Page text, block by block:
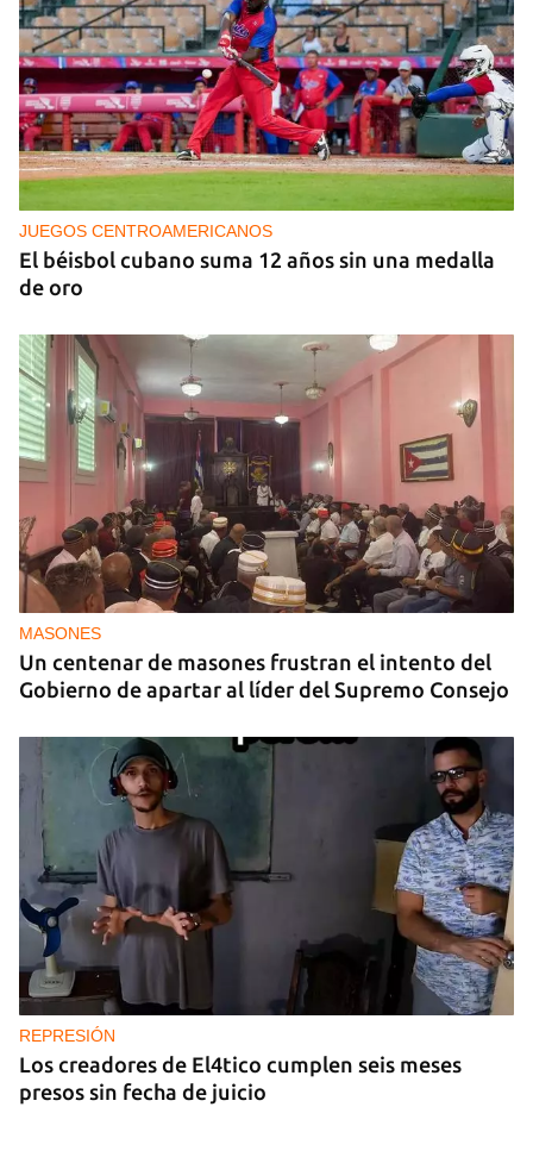
NICARAGUA
EE UU propone a la OEA convocar a los
cancilleres para "tomar medidas" contra las
decisiones de Ortega
JUEGOS CENTROAMERICANOS
El béisbol cubano suma 12 años sin una medalla
de oro
MASONES
Un centenar de masones frustran el intento del
Gobierno de apartar al líder del Supremo Consejo
REPRESIÓN
Los creadores de El4tico cumplen seis meses
presos sin fecha de juicio